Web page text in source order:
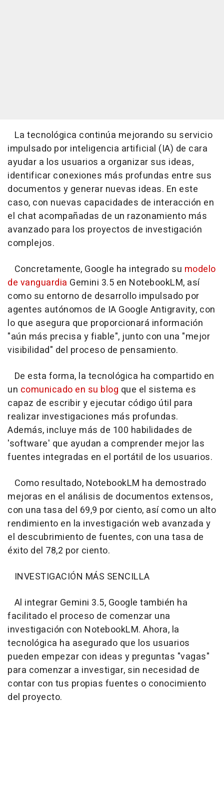
La tecnológica continúa mejorando su servicio
impulsado por inteligencia artificial (IA) de cara
ayudar a los usuarios a organizar sus ideas,
identificar conexiones más profundas entre sus
documentos y generar nuevas ideas. En este
caso, con nuevas capacidades de interacción en
el chat acompañadas de un razonamiento más
avanzado para los proyectos de investigación
complejos.
Concretamente, Google ha integrado su modelo
de vanguardia Gemini 3.5 en NotebookLM, así
como su entorno de desarrollo impulsado por
agentes autónomos de IA Google Antigravity, con
lo que asegura que proporcionará información
"aún más precisa y fiable", junto con una "mejor
visibilidad" del proceso de pensamiento.
De esta forma, la tecnológica ha compartido en
un comunicado en su blog que el sistema es
capaz de escribir y ejecutar código útil para
realizar investigaciones más profundas.
Además, incluye más de 100 habilidades de
'software' que ayudan a comprender mejor las
fuentes integradas en el portátil de los usuarios.
Como resultado, NotebookLM ha demostrado
mejoras en el análisis de documentos extensos,
con una tasa del 69,9 por ciento, así como un alto
rendimiento en la investigación web avanzada y
el descubrimiento de fuentes, con una tasa de
éxito del 78,2 por ciento.
INVESTIGACIÓN MÁS SENCILLA
Al integrar Gemini 3.5, Google también ha
facilitado el proceso de comenzar una
investigación con NotebookLM. Ahora, la
tecnológica ha asegurado que los usuarios
pueden empezar con ideas y preguntas "vagas"
para comenzar a investigar, sin necesidad de
contar con tus propias fuentes o conocimiento
del proyecto.